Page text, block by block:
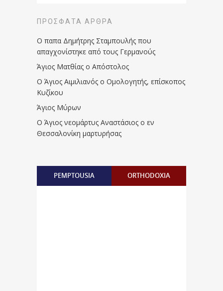
ΠΡΌΣΦΑΤΑ ΆΡΘΡΑ
Ο παπα Δημήτρης Σταμπουλής που
απαγχονίστηκε από τους Γερμανούς
Άγιος Ματθίας ο Απόστολος
Ο Άγιος Αιμιλιανός ο Ομολογητής, επίσκοπος
Κυζίκου
Άγιος Μύρων
Ο Άγιος νεομάρτυς Αναστάσιος ο εν
Θεσσαλονίκη μαρτυρήσας
PEMPTOUSIA ORTHODOXIA